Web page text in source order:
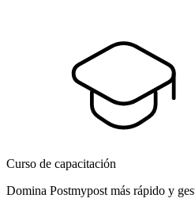
Curso de capacitación
Domina Postmypost más rápido y